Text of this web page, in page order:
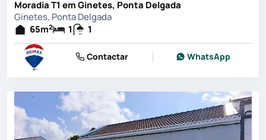
Moradia T1 em Ginetes, Ponta Delgada
Ginetes, Ponta Delgada
65m2 1 1
Contactar WhatsApp